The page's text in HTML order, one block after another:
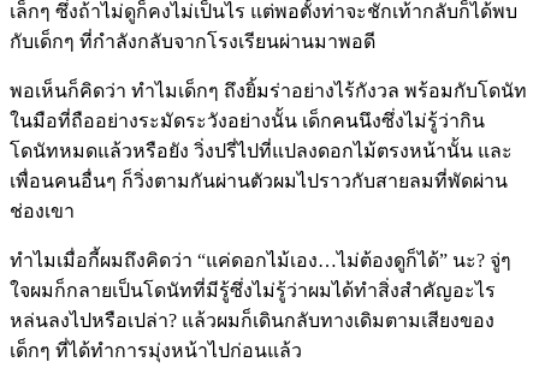
เล็กๆ ซึ่งถ้าไม่ดูก็คงไม่เป็นไร แต่พอตั้งท่าจะชักเท้ากลับก็ได้พบ
กับเด็กๆ ที่กำลังกลับจากโรงเรียนผ่านมาพอดี
พอเห็นก็คิดว่า ทำไมเด็กๆ ถึงยิ้มร่าอย่างไร้กังวล พร้อมกับโดนัท
ในมือที่ถืออย่างระมัดระวังอย่างนั้น เด็กคนนึงซึ่งไม่รู้ว่ากิน
โดนัทหมดแล้วหรือยัง วิ่งปรี่ไปที่แปลงดอกไม้ตรงหน้านั้น และ
เพื่อนคนอื่นๆ ก็วิ่งตามกันผ่านตัวผมไปราวกับสายลมที่พัดผ่าน
ช่องเขา
ทำไมเมื่อกี้ผมถึงคิดว่า “แค่ดอกไม้เอง…ไม่ต้องดูก็ได้” นะ? จู่ๆ
ใจผมก็กลายเป็นโดนัทที่มีรู้ซึ่งไม่รู้ว่าผมได้ทำสิ่งสำคัญอะไร
หล่นลงไปหรือเปล่า? แล้วผมก็เดินกลับทางเดิมตามเสียงของ
เด็กๆ ที่ได้ทำการมุ่งหน้าไปก่อนแล้ว